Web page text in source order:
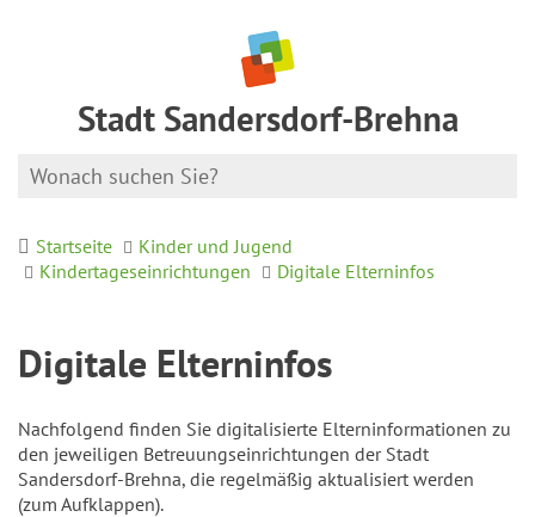
Stadt Sandersdorf-Brehna
Startseite
Kinder und Jugend
Kindertageseinrichtungen
Digitale Elterninfos
Digitale Elterninfos
Nachfolgend finden Sie digitalisierte Elterninformationen zu
den jeweiligen Betreuungseinrichtungen der Stadt
Sandersdorf-Brehna, die regelmäßig aktualisiert werden
(zum Aufklappen).